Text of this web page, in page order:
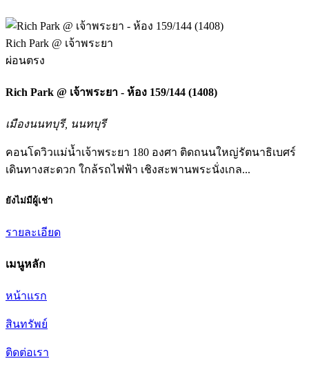
Rich Park @ เจ้าพระยา
ผ่อนตรง
Rich Park @ เจ้าพระยา - ห้อง 159/144 (1408)
เมืองนนทบุรี, นนทบุรี
คอนโดวิวแม่น้ำเจ้าพระยา 180 องศา ติดถนนใหญ่รัตนาธิเบศร์
เดินทางสะดวก ใกล้รถไฟฟ้า เชิงสะพานพระนั่งเกล...
ยังไม่มีผู้เช่า
รายละเอียด
เมนูหลัก
หน้าแรก
สินทรัพย์
ติดต่อเรา